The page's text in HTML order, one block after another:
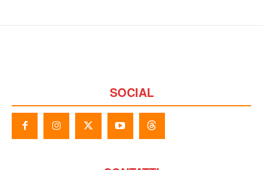
SOCIAL